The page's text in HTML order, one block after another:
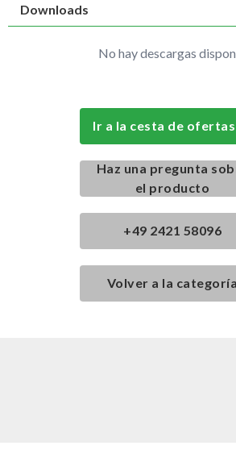
Downloads
No hay descargas
Ir a la cesta de ofertas
Haz una pregunta
el producto
+49 2421 58096
Volver a la categoría